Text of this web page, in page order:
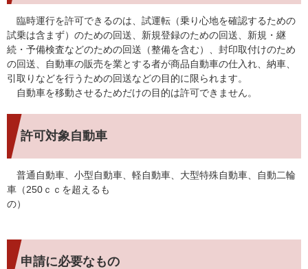
臨時運行を許可できるのは、試運転（乗り心地を確認するための
試乗は含まず）のための回送、新規登録のための回送、新規・継
続・予備検査などのための回送（整備を含む）、封印取付けのため
の回送、自動車の販売を業とする者が商品自動車の仕入れ、納車、
引取りなどを行うための回送などの目的に限られます。
自動車を移動させるためだけの目的は許可できません。
許可対象自動車
普通自動車、小型自動車、軽自動車、大型特殊自動車、自動二輪
車（250ｃｃを超えるも
の）
申請に必要なもの